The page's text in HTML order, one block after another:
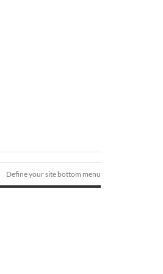
Define your site bottom menu